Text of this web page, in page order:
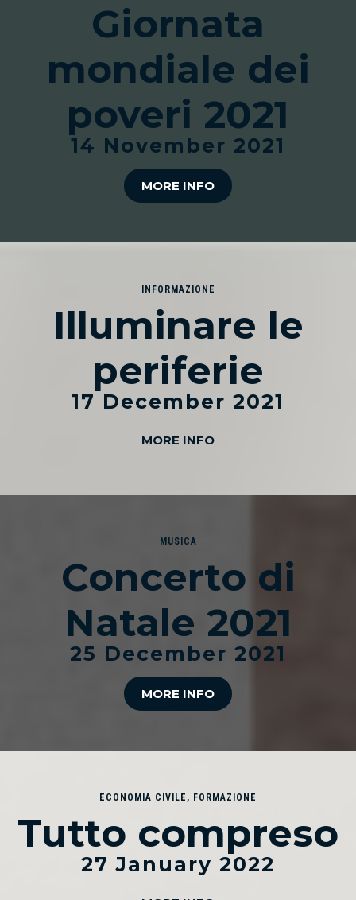
Giornata
mondiale dei
poveri 2021
14 November 2021
MORE INFO
INFORMAZIONE
Illuminare le
periferie
17 December 2021
MORE INFO
MUSICA
Concerto di
Natale 2021
25 December 2021
MORE INFO
ECONOMIA CIVILE , FORMAZIONE
Tutto compreso
27 January 2022